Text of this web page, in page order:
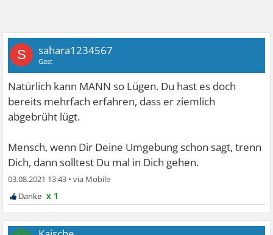
S sahara1234567
Gast
Natürlich kann MANN so Lügen. Du hast es doch
bereits mehrfach erfahren, dass er ziemlich
abgebrüht lügt.
Mensch, wenn Dir Deine Umgebung schon sagt, trenn
Dich, dann solltest Du mal in Dich gehen.
03.08.2021 13:43 •
x 1